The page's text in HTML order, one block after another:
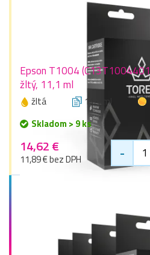
Epson T1004
žltý, 11,1 ml
žltá 11,1 ml
Skladom > 9 ks
14,62 €
11,89 € bez DPH -